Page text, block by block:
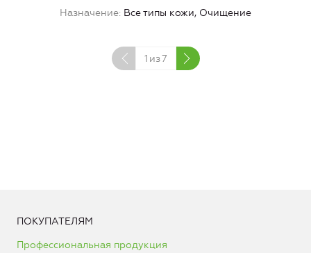
Назначение Все типы кожи, Очищение
1 из7
ПОКУПАТЕЛЯМ
Профессиональная продукция